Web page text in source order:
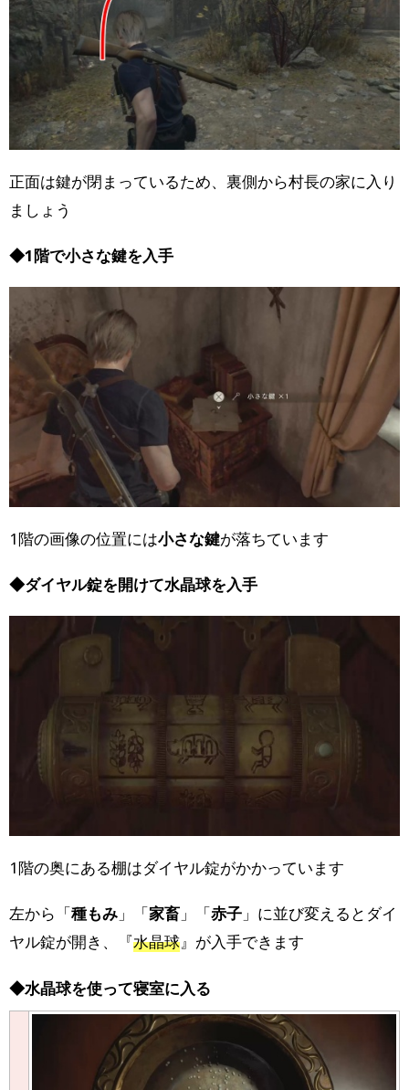
正面は鍵が閉まっているため、裏側から村長の家に入り
ましょう
◆1階で小さな鍵を入手
1階の画像の位置には小さな鍵が落ちています
◆ダイヤル錠を開けて水晶球を入手
1階の奥にある棚はダイヤル錠がかかっています
左から「種もみ 」「家畜 」「赤子 」に並び変えるとダイ
ヤル錠が開き、『水晶球』が入手できます
◆水晶球を使って寝室に入る